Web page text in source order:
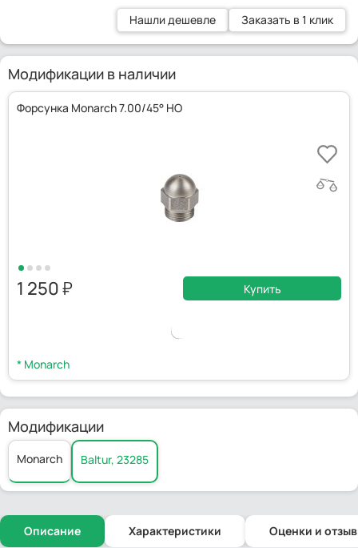
Нашли дешевле Заказать в 1 клик
Модификации в наличии
Форсунка Monarch 7.00/45° HO
1 250 Купить
* Monarch
Модификации
Monarch Baltur, 23285
Описание Характеристики Оценки и